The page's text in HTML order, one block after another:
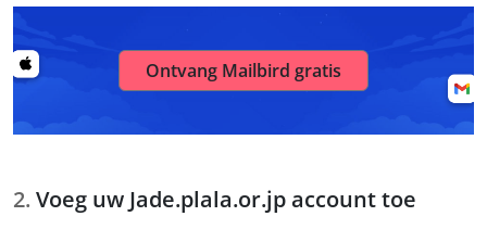
Ontvang Mailbird gratis
Voeg uw Jade.plala.or.jp account toe